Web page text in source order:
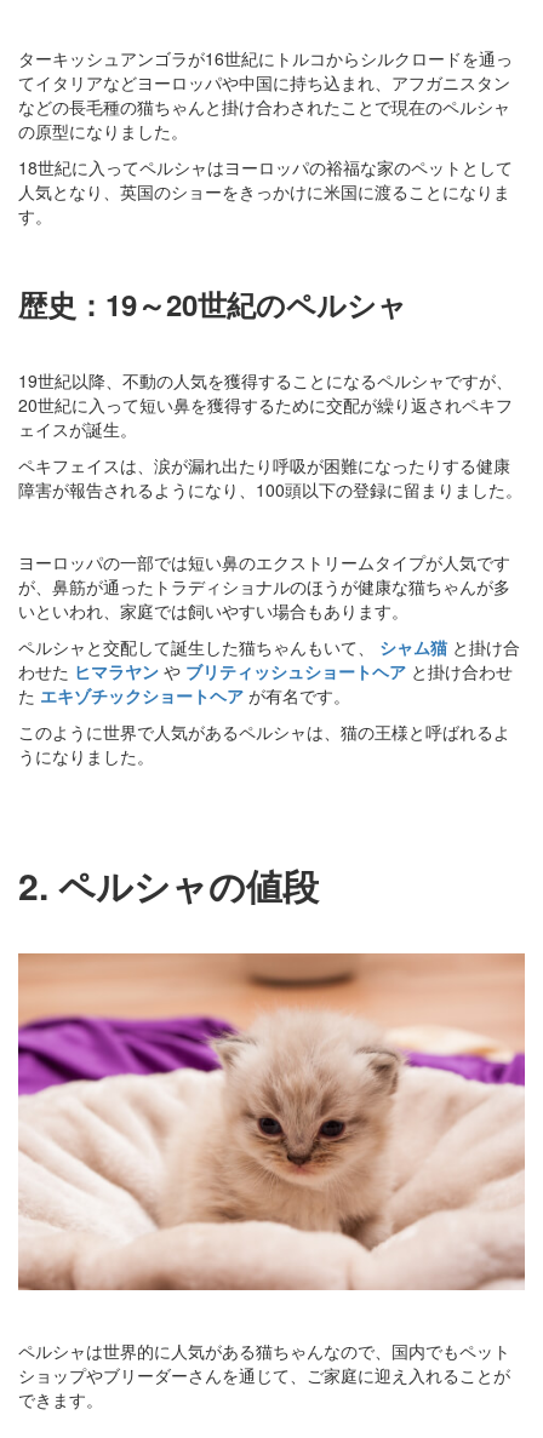
ターキッシュアンゴラが16世紀にトルコからシルクロードを通っ
てイタリアなどヨーロッパや中国に持ち込まれ、アフガニスタン
などの長毛種の猫ちゃんと掛け合わされたことで現在のペルシャ
の原型になりました。
18世紀に入ってペルシャはヨーロッパの裕福な家のペットとして
人気となり、英国のショーをきっかけに米国に渡ることになりま
す。
歴史：19～20世紀のペルシャ
19世紀以降、不動の人気を獲得することになるペルシャですが、
20世紀に入って短い鼻を獲得するために交配が繰り返されペキフ
ェイスが誕生。
ペキフェイスは、涙が漏れ出たり呼吸が困難になったりする健康
障害が報告されるようになり、100頭以下の登録に留まりました。
ヨーロッパの一部では短い鼻のエクストリームタイプが人気です
が、鼻筋が通ったトラディショナルのほうが健康な猫ちゃんが多
いといわれ、家庭では飼いやすい場合もあります。
ペルシャと交配して誕生した猫ちゃんもいて、 シャム猫 と掛け合
わせた ヒマラヤン や ブリティッシュショートヘア と掛け合わせ
た エキゾチックショートヘア が有名です。
このように世界で人気があるペルシャは、猫の王様と呼ばれるよ
うになりました。
2. ペルシャの値段
ペルシャは世界的に人気がある猫ちゃんなので、国内でもペット
ショップやブリーダーさんを通じて、ご家庭に迎え入れることが
できます。